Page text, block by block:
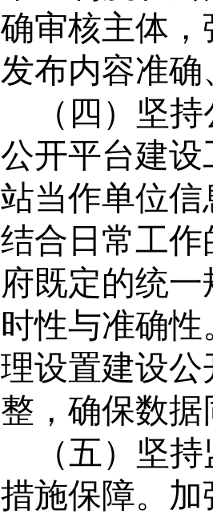
确审核主体
发布内容准
（四） 坚
公开平台建设
站当作单位
结合日常工
府既定的统
时性与准确
理设置建设
整，确保数据
（五） 坚
措施保障。 加